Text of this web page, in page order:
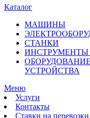
Каталог
МАШИНЫ
СТАНКИ
УСТРОЙСТВА
Меню
Услуги
Контакты
Ставки на перевозки